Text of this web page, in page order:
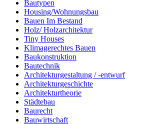
Bautypen
Housing/Wohnungsbau
Bauen Im Bestand
Holz/ Holzarchitektur
Tiny Houses
Klimagerechtes Bauen
Baukonstruktion
Bautechnik
Architekturgestaltung / -entwurf
Architekturgeschichte
Architekturtheorie
Städtebau
Baurecht
Bauwirtschaft